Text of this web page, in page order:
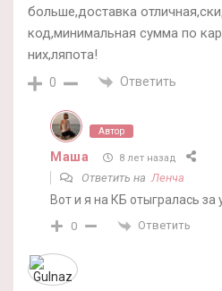
больше,доставка
код,минимальная сумма по
них,ляпота!
0 Ответить
Автор
Маша 8 лет назад
Ответить наЛенча
Вот и я на КБ отыгралась
0 Ответить